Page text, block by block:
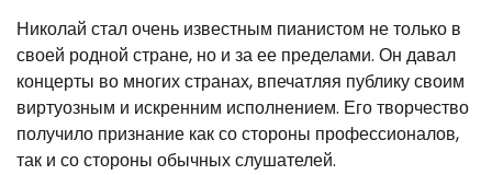
Николай стал очень известным пианистом не только в
своей родной стране, но и за ее пределами. Он давал
концерты во многих странах, впечатляя публику своим
виртуозным и искренним исполнением. Его творчество
получило признание как со стороны профессионалов,
так и со стороны обычных слушателей.